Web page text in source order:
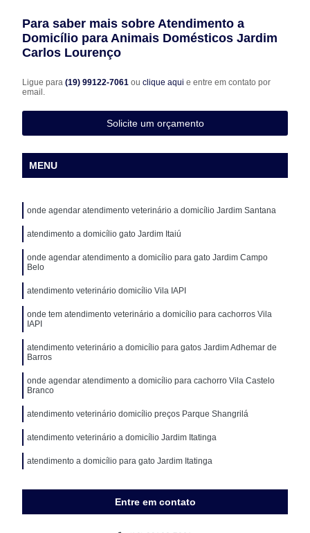
Para saber mais sobre Atendimento a
Domicílio para Animais Domésticos Jardim
Carlos Lourenço
Ligue para(19) 99122-7061ouclique aqui e entre em contato por
email.
Solicite um orçamento
MENU
onde agendar atendimento veterinário a domicílio Jardim Santana
atendimento a domicílio gato Jardim Itaiú
onde agendar atendimento a domicílio para gato Jardim Campo
Belo
atendimento veterinário domicílio Vila IAPI
onde tem atendimento veterinário a domicílio para cachorros Vila
IAPI
atendimento veterinário a domicílio para gatos Jardim Adhemar de
Barros
onde agendar atendimento a domicílio para cachorro Vila Castelo
Branco
atendimento veterinário domicílio preços Parque Shangrilá
atendimento veterinário a domicílio Jardim Itatinga
atendimento a domicílio para gato Jardim Itatinga
Entre em contato